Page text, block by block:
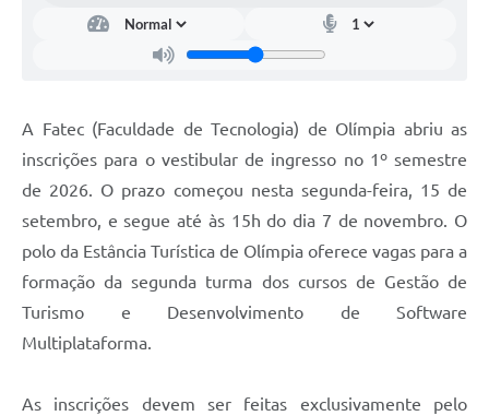
A Fatec (Faculdade de Tecnologia) de Olímpia abriu as
inscrições para o vestibular de ingresso no 1º semestre
de 2026. O prazo começou nesta segunda-feira, 15 de
setembro, e segue até às 15h do dia 7 de novembro. O
polo da Estância Turística de Olímpia oferece vagas para a
formação da segunda turma dos cursos de Gestão de
Turismo e Desenvolvimento de Software
Multiplataforma.
As inscrições devem ser feitas exclusivamente pelo